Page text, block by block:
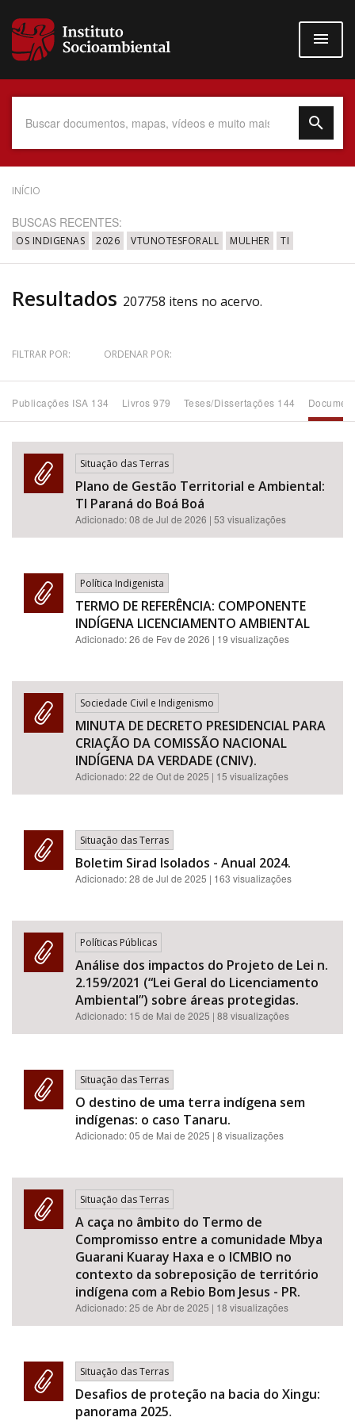
para
conteúdo
Data do Documento
Até
Povo Indígena
Subtema
Área de Levantamento
BUSCAR
INÍCIO
BUSCAS RECENTES:
OS INDIGENAS 2026 VTUNOTESFORALL MULHER TI
Resultados 207758 itens no acervo.
FILTRAR POR: ORDENAR POR:
Publicações ISA 134 Livros 979 Teses/Dissertações 144
Situação das Terras
Plano de Gestão Territorial e Ambiental:
TI Paraná do Boá Boá
Adicionado:08 de Jul de 2026 | 53 visualizações
Política Indigenista
TERMO DE REFERÊNCIA: COMPONENTE
INDÍGENA LICENCIAMENTO AMBIENTAL
Adicionado:26 de Fev de 2026 | 19 visualizações
Sociedade Civil e Indigenismo
MINUTA DE DECRETO PRESIDENCIAL PARA
CRIAÇÃO DA COMISSÃO NACIONAL
INDÍGENA DA VERDADE (CNIV).
Adicionado:22 de Out de 2025 | 15 visualizações
Situação das Terras
Boletim Sirad Isolados - Anual 2024.
Adicionado:28 de Jul de 2025 | 163 visualizações
Políticas Públicas
Análise dos impactos do Projeto de Lei n.
2.159/2021 (“Lei Geral do Licenciamento
Ambiental”) sobre áreas protegidas.
Adicionado: 15 de Mai de 2025 | 88 visualizações
Situação das Terras
O destino de uma terra indígena sem
indígenas: o caso Tanaru.
Adicionado:05 de Mai de 2025 | 8 visualizações
Situação das Terras
A caça no âmbito do Termo de
Compromisso entre a comunidade Mbya
Guarani Kuaray Haxa e o ICMBIO no
contexto da sobreposição de território
indígena com a Rebio Bom Jesus - PR.
Adicionado:25 de Abr de 2025 | 18 visualizações
Situação das Terras
Desafios de proteção na bacia do Xingu:
panorama 2025.